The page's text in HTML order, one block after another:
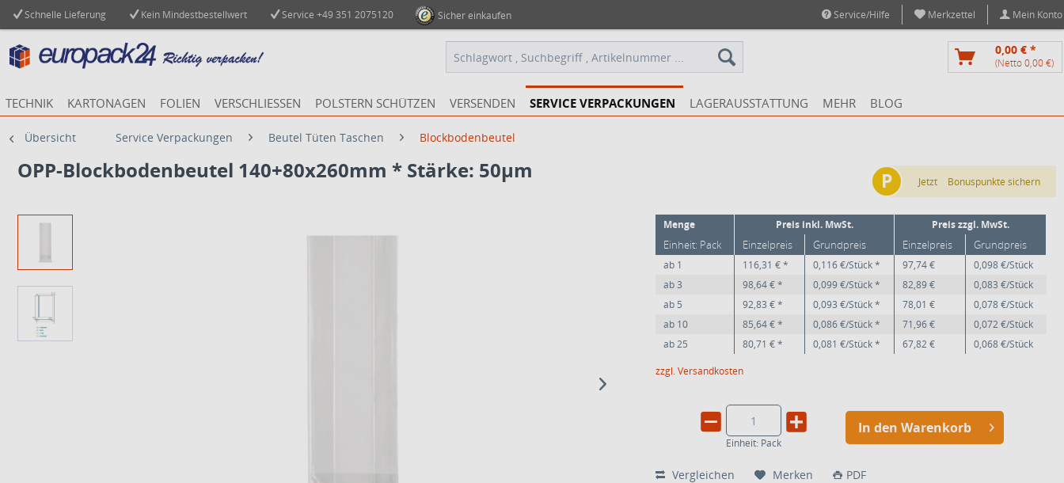
Schnelle Lieferung Kein Mindestbestellwert Service +49 351 2075120 Sicher einkaufen Service/Hilfe Merkzettel Mein Konto
0,00 € *
(Netto 0,00 €)
TECHNIK KARTONAGEN FOLIEN VERSCHLIESSEN POLSTERN SCHÜTZEN VERSENDEN SERVICE VERPACKUNGEN LAGERAUSSTATTUNG MEHR BLOG
Übersicht Service Verpackungen Beutel Tüten Taschen Blockbodenbeutel
OPP-Blockbodenbeutel 140+80x260mm * Stärke: 50µm
Menge Preis inkl. MwSt. Preis zzgl. MwSt.
Einheit: Pack Einzelpreis Grundpreis Einzelpreis Grundpreis
ab 1 116,31 € * 0,116 €/Stück * 97,74 €
0,098 €/Stück
ab3 98,64 € * 0,099 €/Stück * 82,89 €
0,083 €/Stück
ab 5 92,83 € * 0,093 €/Stück * 78,01 €
0,078 €/Stück
ab 10 85,64 € * 0,086 €/Stück * 71,96 €
0,072 €/Stück
ab25 80,71 € * 0,081 €/Stück * 67,82 €
0,068 €/Stück
zzgl. Versandkosten
Einheit: Pack
In den Warenkorb
Vergleichen Merken PDF
P Jetzt Bonuspunkte sichern